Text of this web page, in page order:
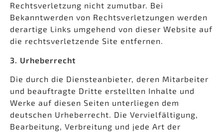
Rechtsverletzung nicht zumutbar. Bei
Bekanntwerden von Rechtsverletzungen werden
derartige Links umgehend von dieser Website auf
die rechtsverletzende Site entfernen.
3. Urheberrecht
Die durch die Diensteanbieter, deren Mitarbeiter
und beauftragte Dritte erstellten Inhalte und
Werke auf diesen Seiten unterliegen dem
deutschen Urheberrecht. Die Vervielfältigung,
Bearbeitung, Verbreitung und jede Art der